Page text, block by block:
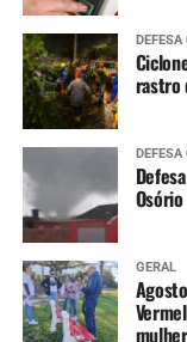
rastro
Osório
GERAL
mulher